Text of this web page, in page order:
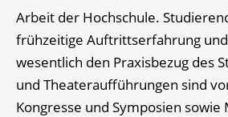
Arbeit der Hochschule.
frühzeitige Auftrittserfahrung
wesentlich den Praxisbezug des
und Theateraufführungen sind
Kongresse und Symposien sowie